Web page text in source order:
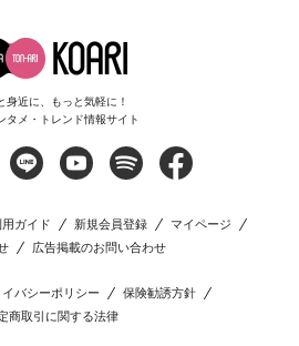
身近に、もっと気軽に！
タメ・トレンド情報サイト
用ガイド 新規会員登録
マイページ
広告掲載のお問い合わせ
イバシーポリシー
保険勧誘方針
商取引に関する法律